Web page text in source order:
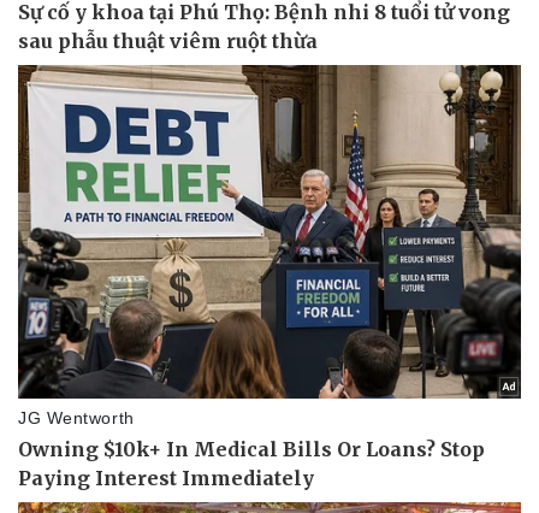
Sức khỏe
Dinh dưỡng - món ngon
Cây thuốc
Sản phụ khoa
Nhi khoa
Đời sống
Blog
Tình yêu - Gia đình